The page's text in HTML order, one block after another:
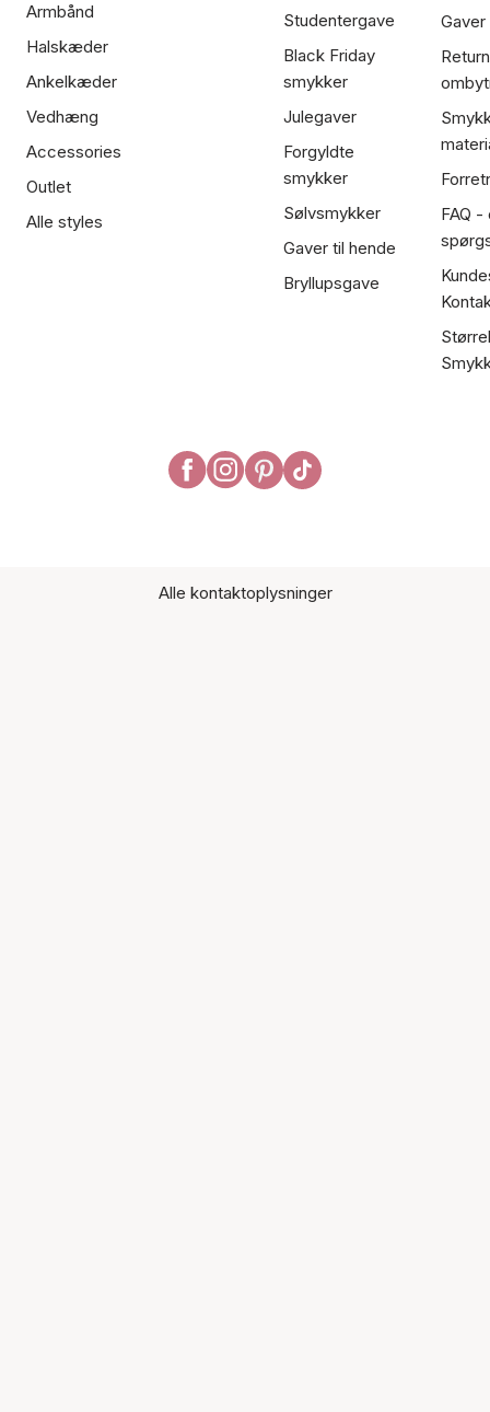
Armbånd
Halskæder
Ankelkæder
Vedhæng
Accessories
Outlet
Alle styles
Studentergave
Black Friday
smykker
Julegaver
Forgyldte
smykker
Sølvsmykker
Gaver til hende
Bryllupsgave
FAQ
Alle kontaktoplysninger